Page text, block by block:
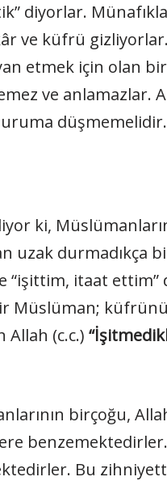
diyorlar.
ve küfrü
etmek için olan
ve
düşmemelidir.
ki,
uzak durmadıkça
“işittim, itaat
Müslüman;
(c.c.)
birçoğu,
Bu